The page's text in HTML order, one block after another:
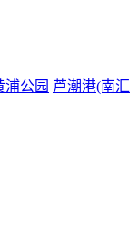
浦公园 芦潮港(南汇